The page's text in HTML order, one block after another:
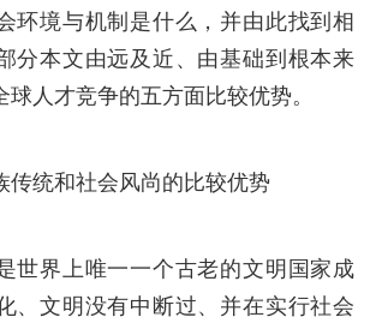
环境与机制是什么，并由此找到相
分本文由远及近、由基础到根本来
人才竞争的五方面比较优势。
统和社会风尚的比较优势
界上唯一一个古老的文明国家成
、文明没有中断过、并在实行社会